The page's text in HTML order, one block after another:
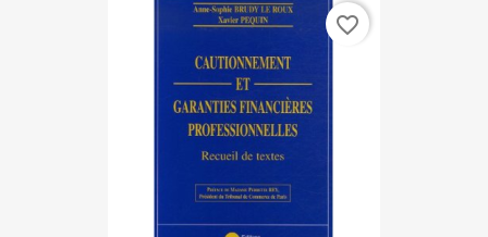
favorite_border